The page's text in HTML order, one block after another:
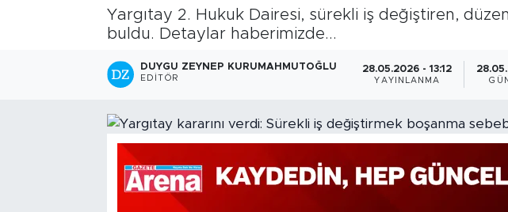
Yargıtay 2. Hukuk Dairesi, sürekli iş değiştiren,
buldu. Detaylar haberimizde...
DUYGU ZEYNEP KURUMAHMUTOĞLU
EDITÖR
28.05.2026 - 13:12
YAYINLANMA
Tüm Manşetler
Son Dakika Haberleri
Haber Arşivi